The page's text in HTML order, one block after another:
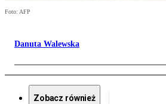
Foto: AFP
Danuta Walewska
Zobacz również